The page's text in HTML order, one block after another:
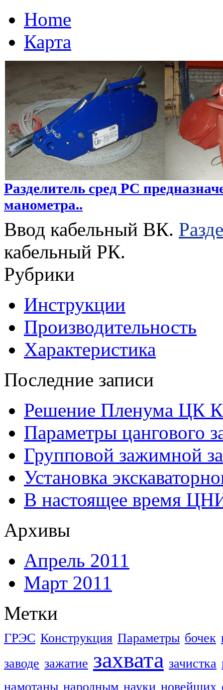
Home
Карта
Разделитель сред РС
манометра..
Ввод кабельный ВК.
кабельный РК.
Рубрики
Инструкции
Производительность
Характеристика
Последние записи
Решение Пленума ЦК
Параметры цангового
Групповой зажимной
Установка
В настоящее время
Архивы
Апрель 2011
Март 2011
Метки
ГРЭС Конструкция Параметры бочек
заводе зажатие захвата зачистка
намотаны народным науки новейших